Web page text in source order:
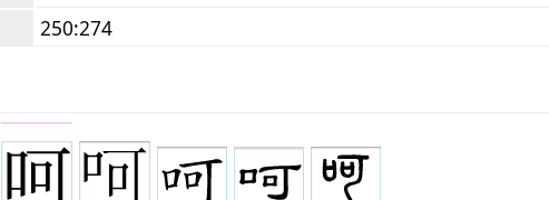
250:274